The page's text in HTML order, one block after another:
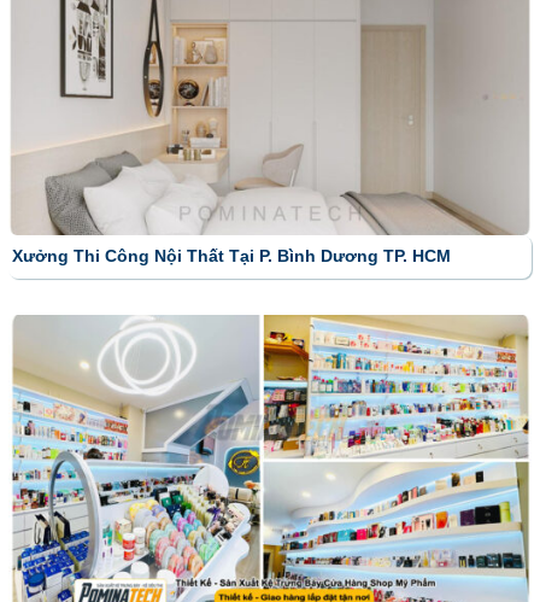
Xưởng Thi Công Nội Thất Tại P. Bình Dương TP. HCM